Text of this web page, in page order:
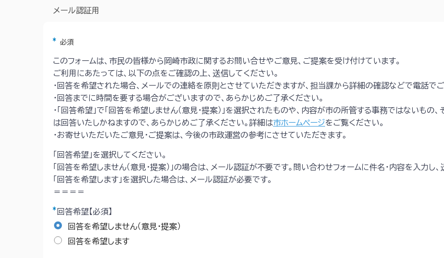
メール認証用
アスタリスク
必須
このフォームは、市民の皆様から岡崎市政に関するお問い合せやご意見、ご提案を受け付けています。
ご利用にあたっては、以下の点をご確認の上、送信してください。
・回答を希望された場合、メールでの連絡を原則とさせていただきますが、担当課から詳細の確認などで電話で
・回答までに時間を要する場合がございますので、あらかじめご了承ください。
・「回答希望」で「回答を希望しません（意見・提案）」を選択されたものや、内容が市の所管する事務ではないも
は回答いたしかねますので、あらかじめご了承ください。詳細は市ホームページをご覧ください。
・お寄せいただいたご意見・ご提案は、今後の市政運営の参考にさせていただきます。
「回答希望」を選択してください。
「回答を希望しません（意見・提案）」の場合は、メール認証が不要です。問い合わせフォームに件名・内容を入力し
「回答を希望します」を選択した場合は、メール認証が必要です。
＝＝＝＝
回答希望【必須】
回答を希望しません（意見・提案）
回答を希望します